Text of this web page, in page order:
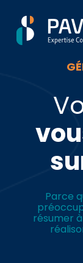
Aller
au
Créer et
activité
Piloter votre
Développer
Être prêt
électronique
Piloter
Suivre
documents
Parce
résumer à